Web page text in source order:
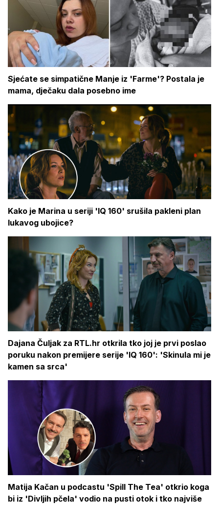
Sjećate se simpatične Manje iz 'Farme'? Postala je
mama, dječaku dala posebno ime
Kako je Marina u seriji 'IQ 160' srušila pakleni plan
lukavog ubojice?
Dajana Čuljak za RTL.hr otkrila tko joj je prvi poslao
poruku nakon premijere serije 'IQ 160': 'Skinula mi je
kamen sa srca'
Matija Kačan u podcastu 'Spill The Tea' otkrio koga
bi iz 'Divljih pčela' vodio na pusti otok i tko najviše